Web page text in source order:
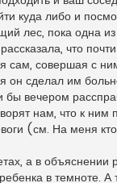
куда либо и
лес, пока одна
рассказала, что
сам, совершая с
он сделал им
бы вечером
нам, что к
(см. На меня
а в объяснении
в темноте.